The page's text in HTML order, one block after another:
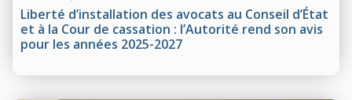
Liberté d’installation des avocats au Conseil d’État
et à la Cour de cassation : l’Autorité rend son avis
pour les années 2025-2027